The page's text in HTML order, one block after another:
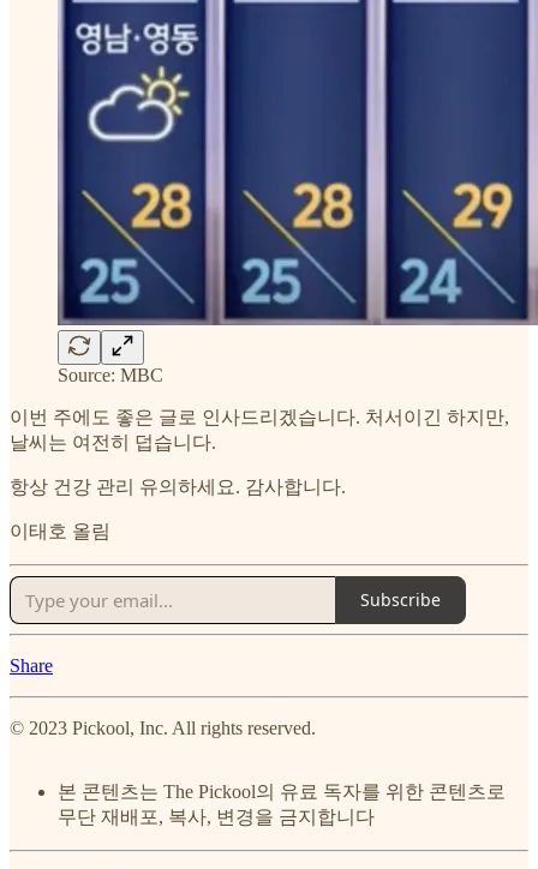
Source: MBC
이번 주에도 좋은 글로 인사드리겠습니다. 처서이긴 하지만,
날씨는 여전히 덥습니다.
항상 건강 관리 유의하세요. 감사합니다.
이태호 올림
Subscribe
Share
© 2023 Pickool, Inc. All rights reserved.
본 콘텐츠는 The Pickool의 유료 독자를 위한 콘텐츠로
무단 재배포, 복사, 변경을 금지합니다